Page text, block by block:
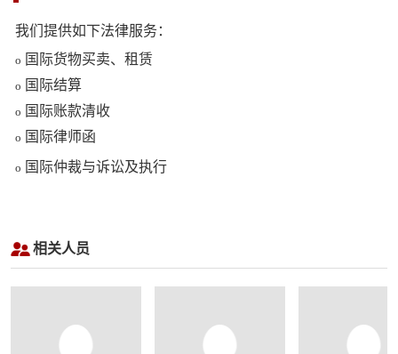
我们提供如下法律服务：
o 国际货物买卖、租赁
o 国际结算
o 国际账款清收
o 国际律师函
o 国际仲裁与诉讼及执行
相关人员